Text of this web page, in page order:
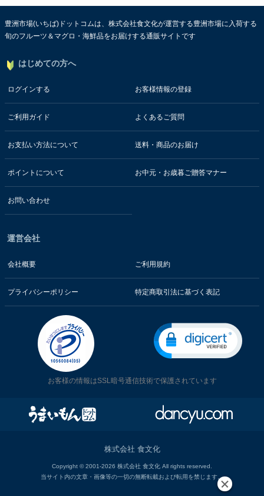
豊洲市場(いちば)ドットコムは、株式会社食文化が運営する豊洲市場に入荷する
旬のフルーツ＆マグロ・海鮮品をお届けする通販サイトです
はじめての方へ
ログインする お客様情報の登録
ご利用ガイド よくあるご質問
お支払い方法について 送料・商品のお届け
ポイントについて お中元・お歳暮ご贈答マナー
お問い合わせ
運営会社
会社概要 ご利用規約
プライバシーポリシー 特定商取引法に基づく表記
お客様の情報はSSL暗号通信技術で保護されています
株式会社 食文化
Copyright © 2001-2026 株式会社 食文化 All rights reserved.
当サイト内の文章・画像等の一切の無断転載および転用を禁じます。